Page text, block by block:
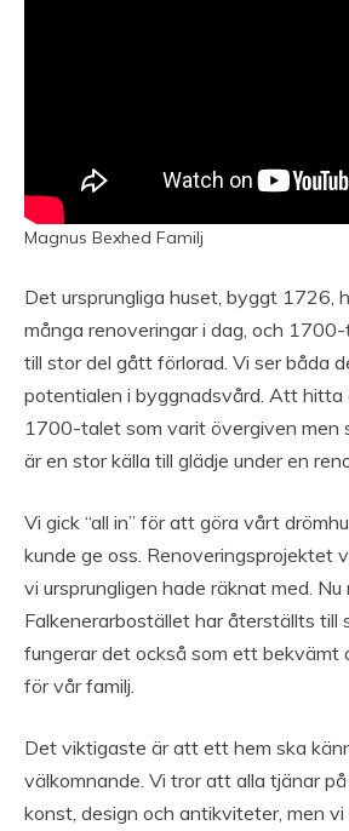
Magnus Bexhed Familj
Det ursprungliga huset, byggt 1726,
många renoveringar i dag, och
till stor del gått förlorad. Vi ser båda
potentialen i byggnadsvård. Att hitta
1700-talet som varit övergiven men
är en stor källa till glädje under en
Vi gick “all in” för att göra vårt
kunde ge oss. Renoveringsprojektet
vi ursprungligen hade räknat med. Nu
Falkenerarbostället har återställts
fungerar det också som ett bekvämt
för vår familj.
Det viktigaste är att ett hem ska
välkomnande. Vi tror att alla tjänar
konst, design och antikviteter, men